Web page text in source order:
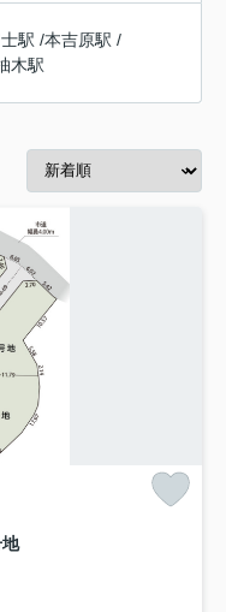
駅 /本吉原駅 /
木駅